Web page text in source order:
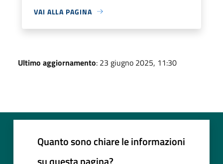
VAI ALLA PAGINA
Ultimo aggiornamento: 23 giugno 2025, 11:30
Quanto sono chiare le informazioni